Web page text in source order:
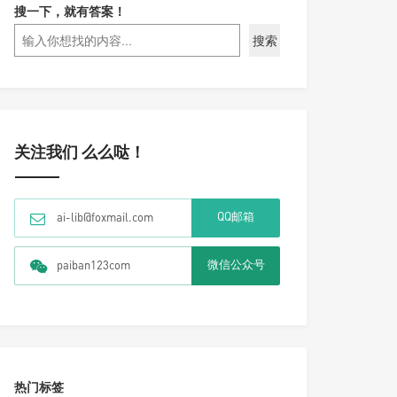
搜一下，就有答案！
搜索
关注我们 么么哒！
ai-lib@foxmail.com QQ邮箱
paiban123com 微信公众号
热门标签